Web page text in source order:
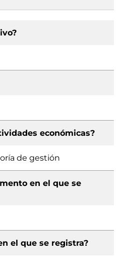
económicas?
de gestión
en el que se
el que se registra?